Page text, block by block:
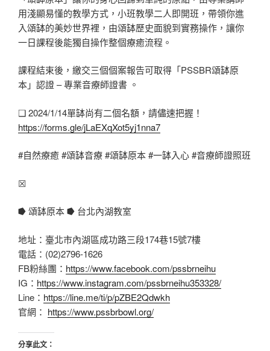
用淺顯易懂的教學方式，小班教學二人即開班，帶領你進
入頌缽的美妙世界裡，由頌缽歷史面貌到實務操作，讓你
一日課程後能獨自操作整個療癒流程。
課程結束後，繳交三個個案報告可取得「PSSBR頌缽原
本」認證 – 專業音療師證書 。
❑ 2024/1/14單缽尚有二個名額，請儘速把握！
https://forms.gle/jLaEXqXot5yj1nna7
#自然療癒#頌缽音療#頌缽原本#一缽入心#音療師證照班
☒
⭓ 頌缽原本 ⭓ 台北內湖教室
地址：臺北市內湖區成功路三段174巷15號7樓
電話：(02)2796-1626
FB粉絲團： https://www.facebook.com/pssbrneihu
IG： https://www.instagram.com/pssbrneihu353328/
Line： https://line.me/ti/p/pZBE2Qdwkh
官網： https://www.pssbrbowl.org/
分享此文：